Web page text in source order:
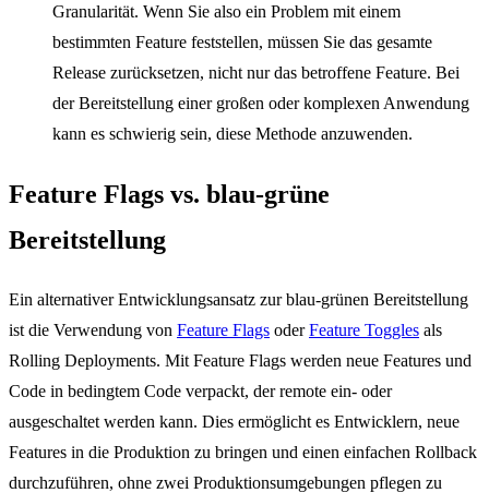
Granularität. Wenn Sie also ein Problem mit einem
bestimmten Feature feststellen, müssen Sie das gesamte
Release zurücksetzen, nicht nur das betroffene Feature. Bei
der Bereitstellung einer großen oder komplexen Anwendung
kann es schwierig sein, diese Methode anzuwenden.
Feature Flags vs. blau-grüne
Bereitstellung
Ein alternativer Entwicklungsansatz zur blau-grünen Bereitstellung
ist die Verwendung von Feature Flags oderFeature Toggles als
Rolling Deployments. Mit Feature Flags werden neue Features und
Code in bedingtem Code verpackt, der remote ein- oder
ausgeschaltet werden kann. Dies ermöglicht es Entwicklern, neue
Features in die Produktion zu bringen und einen einfachen Rollback
durchzuführen, ohne zwei Produktionsumgebungen pflegen zu